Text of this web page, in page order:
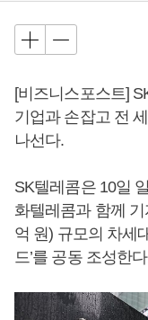
[비즈니스포스트]
기업과 손잡고 전
나선다.
SK텔레콤은 10일
화텔레콤과 함께
억 원) 규모의 차세
드’를 공동 조성한